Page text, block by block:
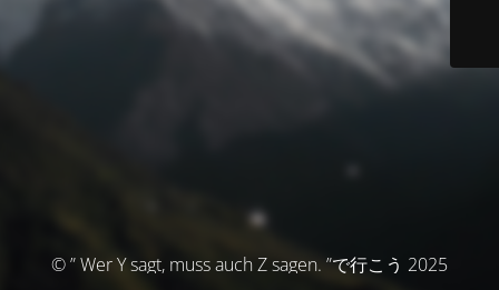
© ” Wer Y sagt, muss auch Z sagen. ”で行こう 2025